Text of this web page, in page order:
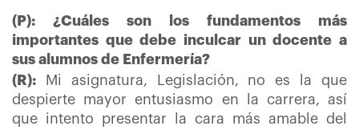
(P): ¿Cuáles son los fundamentos más
importantes que debe inculcar un docente a
sus alumnos de Enfermería?
(R): Mi asignatura, Legislación, no es la que
despierte mayor entusiasmo en la carrera, así
que intento presentar la cara más amable del